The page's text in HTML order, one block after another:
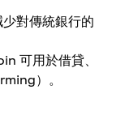
對傳統銀行的
可用於借貸、
）。